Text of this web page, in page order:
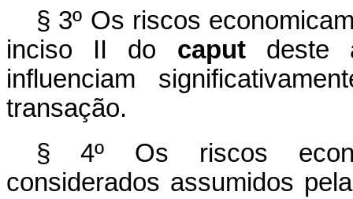
§ 3º Os riscos
inciso II do caputdeste
influenciam
transação.
§ 4º Os riscos
considerados assumidos